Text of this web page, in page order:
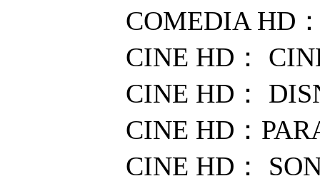
COMEDIA HD
CINE HD：
CINE HD：
CINE HD：
CINE HD：